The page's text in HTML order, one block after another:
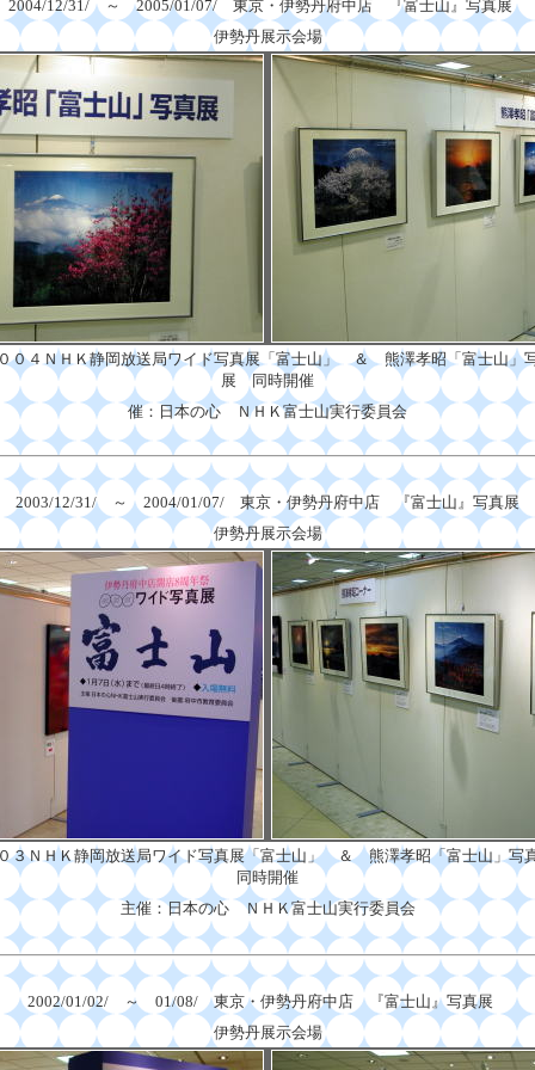
2004/12/31/ ～ 2005/01/07/ 東京・伊勢丹府中店 『富士山』写真展
伊勢丹展示会場
０４ＮＨＫ静岡放送局ワイド写真展「富士山」 ＆ 熊澤孝昭「富士山」
展 同時開催
催：日本の心 ＮＨＫ富士山実行委員会
2003/12/31/ ～ 2004/01/07/ 東京・伊勢丹府中店 『富士山』写真展
伊勢丹展示会場
３ＮＨＫ静岡放送局ワイド写真展「富士山」 ＆ 熊澤孝昭「富士山」
同時開催
主催：日本の心 ＮＨＫ富士山実行委員会
2002/01/02/ ～ 01/08/ 東京・伊勢丹府中店 『富士山』写真展
伊勢丹展示会場